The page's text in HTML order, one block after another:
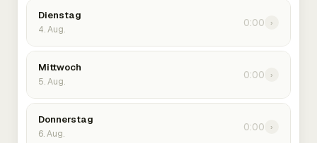
Dienstag
4. Aug.
0:00 ›
Mittwoch
5. Aug.
0:00 ›
Donnerstag
6. Aug.
0:00 ›